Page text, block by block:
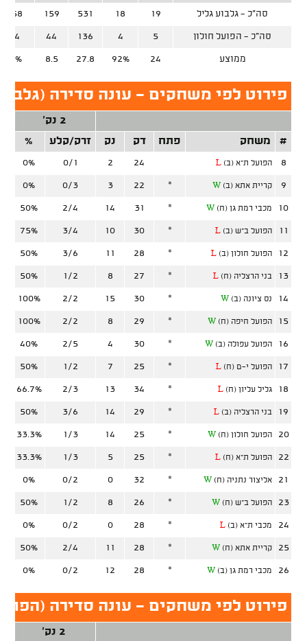
סה"כ - גלבוע גליל 19
18
531
159
58
סה"כ - הפועל חולון 5
4
136
44
14
ממוצע 24
92%
27.8
8.5
פירוט לפי משחקים - עונה סדירה
2 נק'
#
משחק פתח דק נק זרק/קלע %
8 הפועל ת"א (ב) L
24
2
0/1
0%
9 קריית אתא (ב) W
*
22
3
0/3
0%
10 מכבי רמת גן (ח) W
*
31
14
2/4
50%
11 הפועל ב"ש (ב) L
*
30
10
3/4
75%
12 הפועל חולון (ב) L
*
28
11
3/6
50%
13 בני הרצליה (ח) L
*
27
8
1/2
50%
14 נס ציונה (ב) W
*
30
15
2/2
100%
15 הפועל חיפה (ח) W
*
29
8
2/2
100%
16 הפועל עפולה (ב) W
*
30
4
2/5
40%
17 הפועל י-ם (ח) L
*
25
7
1/2
50%
18 גליל עליון (ח) L
*
34
13
2/3
66.7%
19 בני הרצליה (ב) L
*
29
14
3/6
50%
20 הפועל חולון (ח) W
*
25
14
1/3
33.3%
22 הפועל ת"א (ח) L
*
25
5
1/3
33.3%
21 אליצור נתניה (ח) W
*
32
0
0/2
0%
23 הפועל ב"ש (ח) W
*
26
8
1/2
50%
24 מכבי ת"א (ב) L
*
28
0
0/2
0%
25 קריית אתא (ח) W
*
28
11
2/4
50%
26 מכבי רמת גן (ב) W
*
28
12
0/2
0%
פירוט לפי משחקים - עונה סדירה
2 נק'